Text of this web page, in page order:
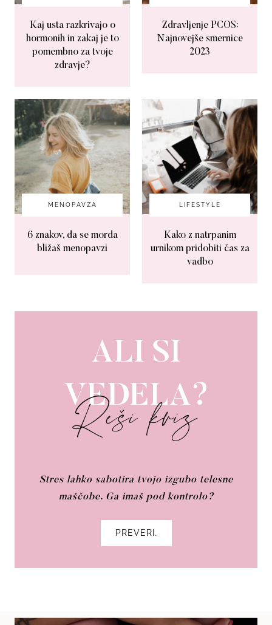
Kaj usta razkrivajo o
hormonih in zakaj je to
pomembno za tvoje
zdravje?
Zdravljenje PCOS:
Najnovejše smernice
2023
MENOPAVZA
6 znakov, da se morda
bližaš menopavzi
LIFESTYLE
Kako z natrpanim
urnikom pridobiti čas za
vadbo
ALI SI
VEDELA?
Reši kviz
Stres lahko sabotira tvojo izgubo telesne
maščobe. Ga imaš pod kontrolo?
PREVERI.